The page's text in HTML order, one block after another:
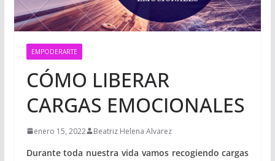
EMPODERARTE
CÓMO LIBERAR
CARGAS EMOCIONALES
enero 15, 2022 Beatriz Helena Alvarez
Durante toda nuestra vida vamos recogiendo cargas